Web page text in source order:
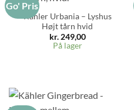
Go' Pris
Kähler Urbania – Lyshus
Højt tårn hvid
kr.249,00
På lager